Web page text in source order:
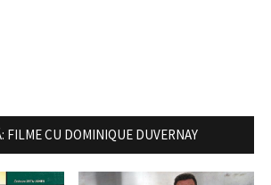
FILME CU DOMINIQUE DUVERNAY